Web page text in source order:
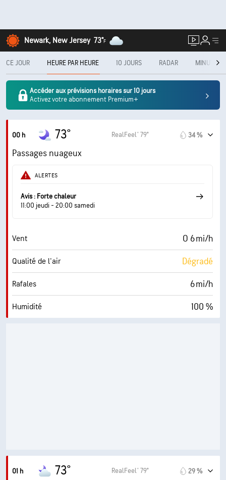
Newark, New Jersey 73°F
CE JOUR HEURE PAR HEURE 10 JOURS RADAR
Accéder aux prévisions horaires sur 10 jours
Activez votre abonnement Premium+
00 h 73° RealFeel® 79° 34 %
Passages nuageux
ALERTES
Avis : Forte chaleur
11:00 jeudi - 20:00 samedi
Vent O 6 mi/h
Qualité de l'air Dégradé
Rafales 6 mi/h
Humidité 100 %
01 h 73° RealFeel® 79° 29 %